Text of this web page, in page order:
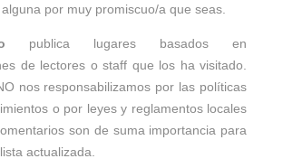
por muy promiscuo/a que seas.
publica lugares basados en
de lectores o staff que los ha visitado.
nos responsabilizamos por las políticas
o por leyes y reglamentos locales
son de suma importancia para
actualizada.